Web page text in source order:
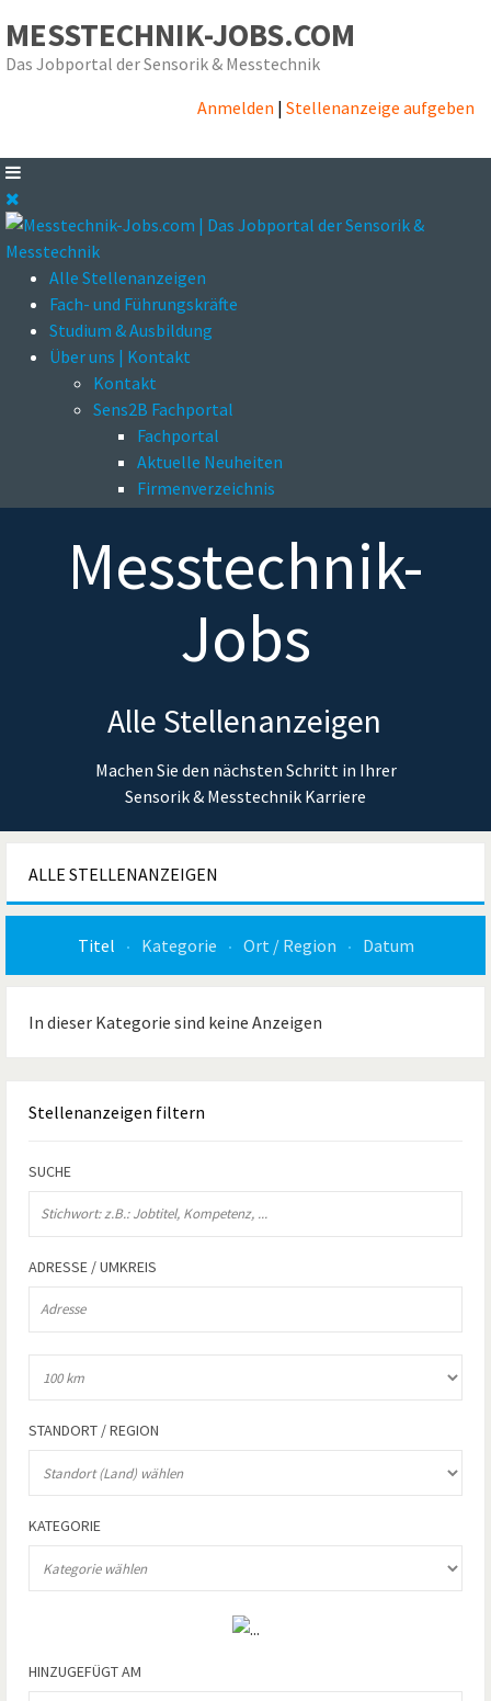
MESSTECHNIK-JOBS.COM
Das Jobportal der Sensorik & Messtechnik
Anmelden | Stellenanzeige aufgeben
Alle Stellenanzeigen
Fach- und Führungskräfte
Studium & Ausbildung
Über uns | Kontakt
Kontakt
Sens2B Fachportal
Fachportal
Aktuelle Neuheiten
Firmenverzeichnis
Messtechnik-
Jobs
Alle Stellenanzeigen
Machen Sie den nächsten Schritt in Ihrer
Sensorik & Messtechnik Karriere
ALLE STELLENANZEIGEN
Titel Kategorie Ort / Region Datum
In dieser Kategorie sind keine Anzeigen
Stellenanzeigen filtern
SUCHE
ADRESSE / UMKREIS
STANDORT / REGION
KATEGORIE
HINZUGEFÜGT AM